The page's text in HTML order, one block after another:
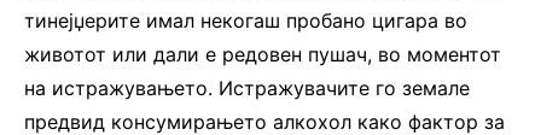
тинејџерите имал некогаш пробано цигара во
животот или дали е редовен пушач, во моментот
на истражувањето. Истражувачите го земале
предвид консумирањето алкохол како фактор за